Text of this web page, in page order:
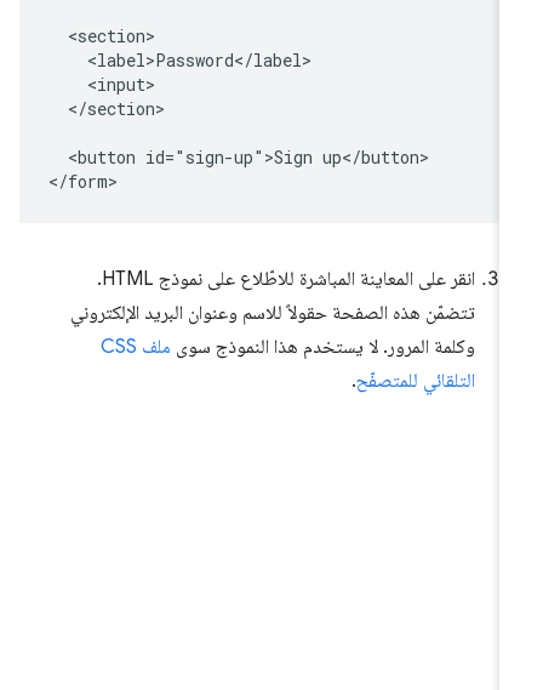
  <section>
    <label>Password</label>
    <input>
  </section>
  <button id="sign-up">Sign up</button>
انقر على المعاينة المباشرة للاطّلاع على نموذج HTML.
تتضمّن هذه الصفحة حقولاً للاسم وعنوان البريد الإلكتروني
وكلمة المرور. لا يستخدم هذا النموذج سوى
ملف CSS
التلقائي للمتصفّح.